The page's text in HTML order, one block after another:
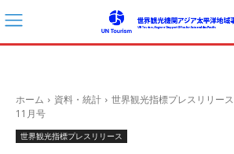
ホーム 資料・統計 世界観光指標プレスリリース
11月号
世界観光指標プレスリリース